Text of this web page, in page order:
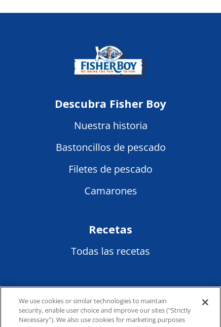
Descubra Fisher Boy
Nuestra historia
Bastoncillos de pescado
Filetes de pescado
Camarones
Recetas
Todas las recetas
Empresa
Condiciones de servicio
We use cookies or similar technologies to maintain
security, enable user choice and improve our sites ("Strictly
Necessary"). We also use cookies for marketing purposes